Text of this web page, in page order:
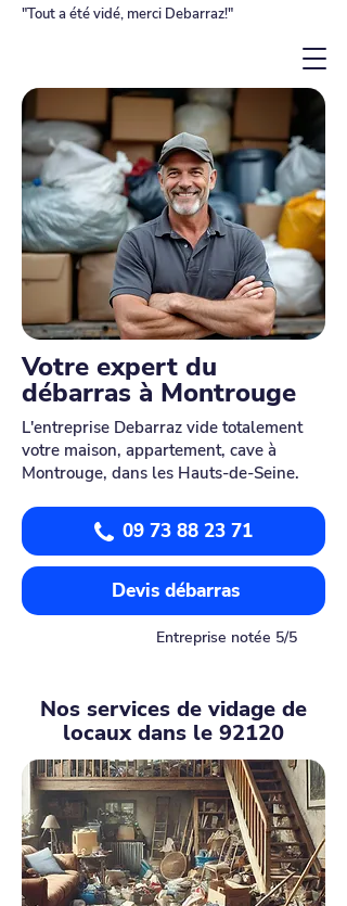
"Tout a été vidé, merci Debarraz!"
Votre expert du
débarras à Montrouge
L'entreprise Debarraz vide totalement
votre maison, appartement, cave à
Montrouge, dans les Hauts-de-Seine.
09 73 88 23 71
Devis débarras
Entreprise notée 5/5
Nos services de vidage de
locaux dans le 92120